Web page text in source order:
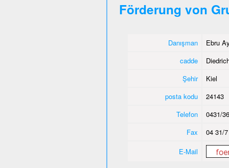
Förderung von
Danışman
Ebru
cadde
Şehir
Kiel
posta kodu
24143
Telefon
0431/
Fax
04 31/
E-Mail